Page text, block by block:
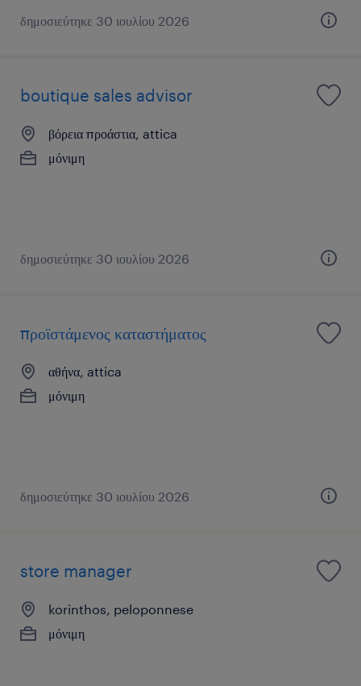
δημοσιεύτηκε 30 ιουλίου 2026
boutique sales advisor
βόρεια προάστια, attica
μόνιμη
δημοσιεύτηκε 30 ιουλίου 2026
προϊστάμενος καταστήματος
αθήνα, attica
μόνιμη
δημοσιεύτηκε 30 ιουλίου 2026
store manager
korinthos, peloponnese
μόνιμη